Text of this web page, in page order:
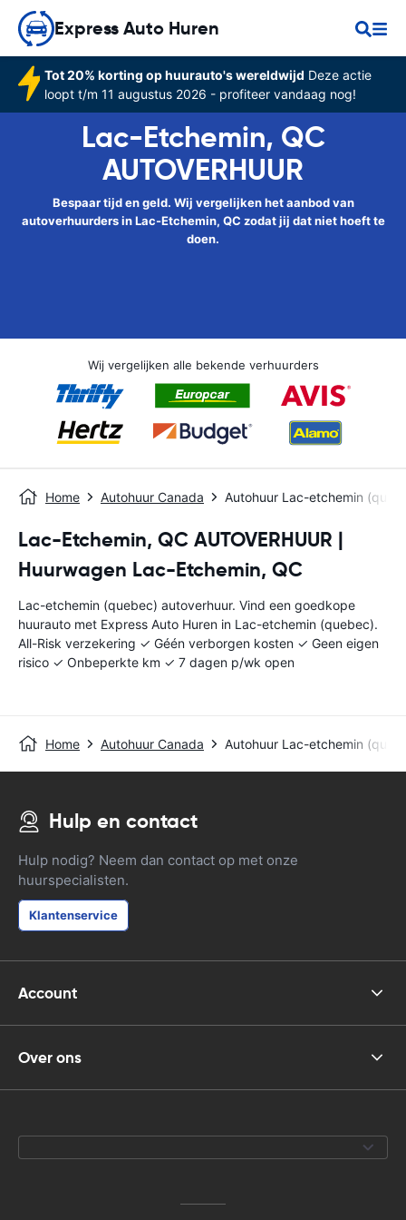
Express Auto Huren
Tot 20% korting op huurauto's wereldwijd Deze actie
loopt t/m 11 augustus 2026 - profiteer vandaag nog!
Lac-Etchemin, QC
AUTOVERHUUR
Bespaar tijd en geld. Wij vergelijken het aanbod van
autoverhuurders in Lac-Etchemin, QC zodat jij dat niet hoeft te
doen.
Wij vergelijken alle bekende verhuurders
Home Autohuur Canada Autohuur Lac-etchemin
Lac-Etchemin, QC AUTOVERHUUR |
Huurwagen Lac-Etchemin, QC
Lac-etchemin (quebec) autoverhuur. Vind een goedkope
huurauto met Express Auto Huren in Lac-etchemin (quebec).
All-Risk verzekering ✓ Géén verborgen kosten ✓ Geen eigen
risico ✓ Onbeperkte km ✓ 7 dagen p/wk open
Home Autohuur Canada Autohuur Lac-etchemin
Hulp en contact
Hulp nodig? Neem dan contact op met onze
huurspecialisten.
Klantenservice
Account
Over ons